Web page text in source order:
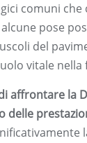
comuni
alcune pose
del
vitale nella
affrontare la
delle